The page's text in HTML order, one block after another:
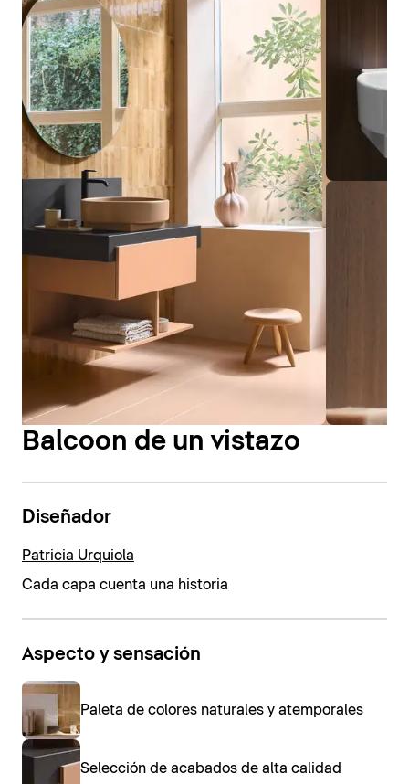
Balcoon de un vistazo
Diseñador
Patricia Urquiola
Cada capa cuenta una historia
Aspecto y sensación
Paleta de colores naturales y atemporales
Selección de acabados de alta calidad